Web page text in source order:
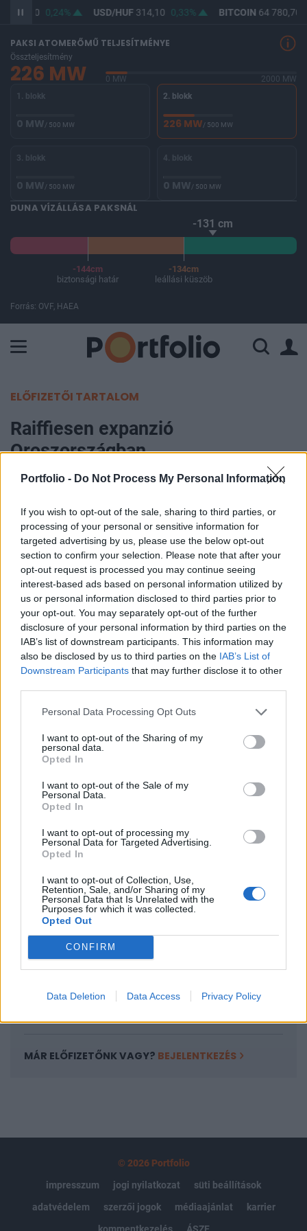
Portfolio - Do Not Process My Personal Information
If you wish to opt-out of the sale, sharing to third parties, or
processing of your personal or sensitive information for
targeted advertising by us, please use the below opt-out
section to confirm your selection. Please note that after your
opt-out request is processed you may continue seeing
interest-based ads based on personal information utilized by
us or personal information disclosed to third parties prior to
your opt-out. You may separately opt-out of the further
disclosure of your personal information by third parties on the
IAB’s list of downstream participants. This information may
also be disclosed by us to third parties on the IAB’s List of
Downstream Participants that may further disclose it to other
Personal Data Processing Opt Outs
I want to opt-out of the Sharing of my
personal data.
Opted In
I want to opt-out of the Sale of my
Personal Data.
Opted In
I want to opt-out of processing my
Personal Data for Targeted Advertising.
Opted In
I want to opt-out of Collection, Use,
Retention, Sale, and/or Sharing of my
Personal Data that Is Unrelated with the
Purposes for which it was collected.
Opted Out
CONFIRM
Data Deletion Data Access Privacy Policy
362,60 0,24% USD/HUF314,10 0,33% BITCOIN 64 780,70
PAKSI ATOMERŐMŰ TELJESÍTMÉNYE
Összteljesítmény
226 MW 0 MW
2000 MW
1. blokk
0 MW/ 500 MW
2. blokk
226 MW/ 500 MW
3. blokk
0 MW/ 500 MW
4. blokk
0 MW/ 500 MW
DUNA VÍZÁLLÁSA PAKSNÁL
-131 cm
-144cm
biztonsági határ
-134cm
leállási küszöb
Forrás: OVF, HAEA
ELŐFIZETŐI TARTALOM
Raiffiesen expanzió
Oroszországban
Portfolio
550 millió dollárért vásárolja meg a Raiffeisen
International az orosz Impexbankot, amellyel az
osztrák pénzintézet legnagyobb külföldi szereplő
lett az ország bankpiacán. A vételárból 50 millió
dollárt csak az orosz bank 2006. évének zárása
után fizet ki a Raiffeisen. A vételár mindkét tétele
eredményfüggő, az 550 millió dollár a maximális
vételár.
A Raiffeisen eddig is jelen volt az orosz bankpiacon, most
a 10. helyet foglalja el. A 25. Impexbank megszerzésével a
véletlen a Raiffeisen részéről, az orosz bankpiac a
legnagyobb a régióban és hatalmas ütemben növekszik.
bővült a bankszektor mérlegfőösszege. ...
KEDVES OLVASÓNK!
A keresett cikk a portfolio.hu hírarchívumához
tartozik, melynek olvasása előfizetéses
regisztrációhoz kötött.
Az előfizetés a következőket tartalmazza:
Portfolio.hu teljes cikkarchívum
Kötéslisták: BÉT elmúlt 2 év napon belüli
kötéslistái
MÁR ELŐFIZETŐNK VAGY? BEJELENTKEZÉS
© 2026 Portfolio
impresszum
jogi nyilatkozat
süti beállítások
adatvédelem
szerzői jogok médiaajánlat
karrier
kommentkezelés
ÁSZF